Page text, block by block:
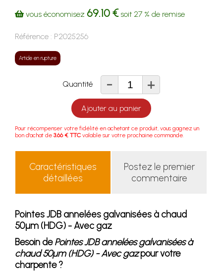
vous économisez 69.10 €soit 27 % de remise
Référence : P2025256
Article en rupture
Quantité - +
Ajouter au panier
Pour récompenser votre fidélité en achetant ce produit, vous gagnez un
bon d'achat de 3.66 € TTC valable sur votre prochaine commande.
Caractéristiques
détaillées
Postez le premier
commentaire
Pointes JDB annelées galvanisées à chaud
50µm (HDG) - Avec gaz
Besoin dePointes JDB annelées galvanisées à
chaud 50µm (HDG) - Avec gazpour votre
charpente ?